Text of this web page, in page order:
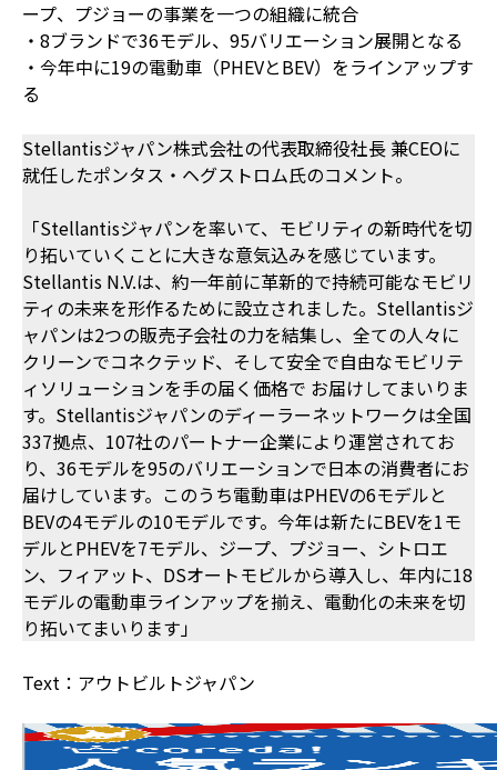
ープ、プジョーの事業を一つの組織に統合
・8ブランドで36モデル、95バリエーション展開となる
・今年中に19の電動車（PHEVとBEV）をラインアップす
る
Stellantisジャパン株式会社の代表取締役社長 兼CEOに
就任したポンタス・ヘグストロム氏のコメント。
「Stellantisジャパンを率いて、モビリティの新時代を切
り拓いていくことに大きな意気込みを感じています。
Stellantis N.V.は、約一年前に革新的で持続可能なモビリ
ティの未来を形作るために設立されました。Stellantisジ
ャパンは2つの販売子会社の力を結集し、全ての人々に
クリーンでコネクテッド、そして安全で自由なモビリテ
ィソリューションを手の届く価格で お届けしてまいりま
す。Stellantisジャパンのディーラーネットワークは全国
337拠点、107社のパートナー企業により運営されてお
り、36モデルを95のバリエーションで日本の消費者にお
届けしています。このうち電動車はPHEVの6モデルと
BEVの4モデルの10モデルです。今年は新たにBEVを1モ
デルとPHEVを7モデル、ジープ、プジョー、シトロエ
ン、フィアット、DSオートモビルから導入し、年内に18
モデルの電動車ラインアップを揃え、電動化の未来を切
り拓いてまいります」
Text：アウトビルトジャパン